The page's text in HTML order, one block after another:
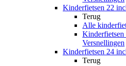
Kinderfietsen 22
Terug
Alle
Kinderfietsen
Versnellingen
Kinderfietsen 24
Terug